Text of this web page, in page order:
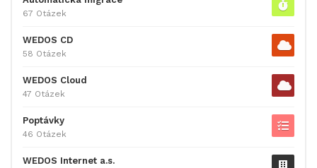
67 Otázek
WEDOS CD
58 Otázek
WEDOS Cloud
47 Otázek
Poptávky
46 Otázek
WEDOS Internet a.s.